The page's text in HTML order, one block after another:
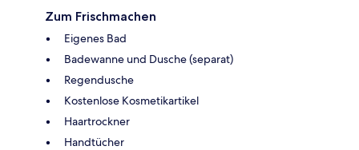
Zum Frischmachen
Eigenes Bad
Badewanne und Dusche (separat)
Regendusche
Kostenlose Kosmetikartikel
Haartrockner
Handtücher